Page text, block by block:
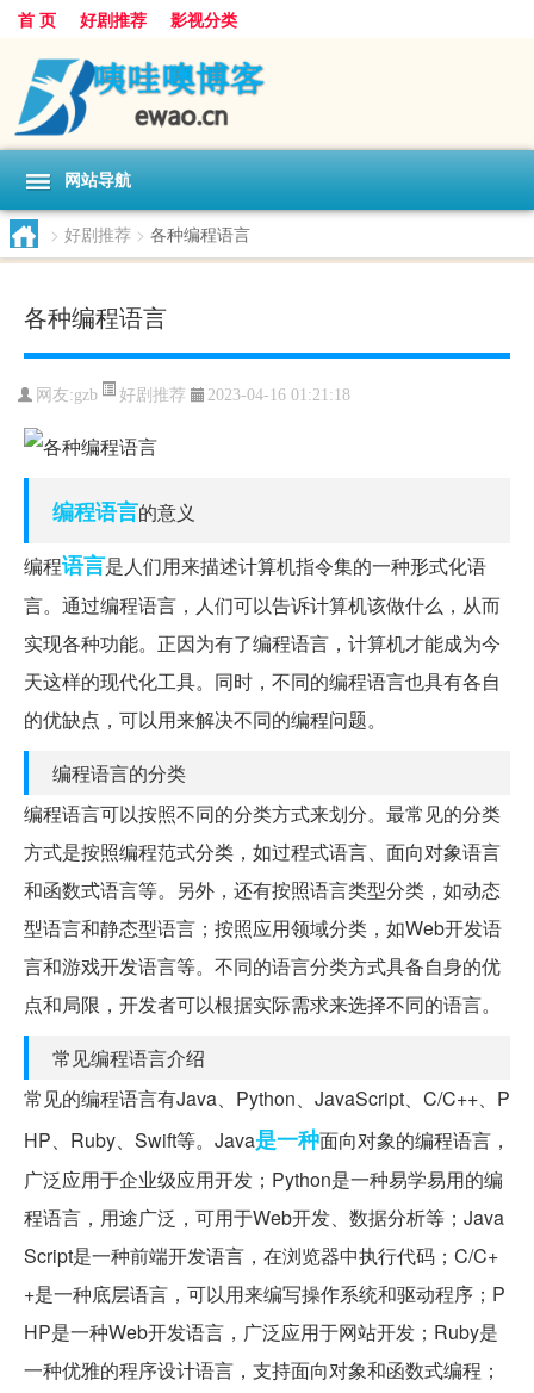
首 页 好剧推荐 影视分类
网站导航
> 好剧推荐 > 各种编程语言
各种编程语言
网友:gzb 好剧推荐 2023-04-16 01:21:18
编程语言的意义
编程语言是人们用来描述计算机指令集的一种形式化语
言。通过编程语言，人们可以告诉计算机该做什么，从而
实现各种功能。正因为有了编程语言，计算机才能成为今
天这样的现代化工具。同时，不同的编程语言也具有各自
的优缺点，可以用来解决不同的编程问题。
编程语言的分类
编程语言可以按照不同的分类方式来划分。最常见的分类
方式是按照编程范式分类，如过程式语言、面向对象语言
和函数式语言等。另外，还有按照语言类型分类，如动态
型语言和静态型语言；按照应用领域分类，如Web开发语
言和游戏开发语言等。不同的语言分类方式具备自身的优
点和局限，开发者可以根据实际需求来选择不同的语言。
常见编程语言介绍
常见的编程语言有Java、Python、JavaScript、C/C++、P
HP、Ruby、Swift等。Java是一种面向对象的编程语言，
广泛应用于企业级应用开发；Python是一种易学易用的编
程语言，用途广泛，可用于Web开发、数据分析等；Java
Script是一种前端开发语言，在浏览器中执行代码；C/C+
+是一种底层语言，可以用来编写操作系统和驱动程序；P
HP是一种Web开发语言，广泛应用于网站开发；Ruby是
一种优雅的程序设计语言，支持面向对象和函数式编程；